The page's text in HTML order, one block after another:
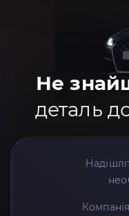
Не
деталь